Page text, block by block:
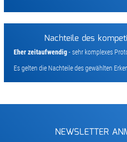
Nachteile des
Eher zeitaufwendig- sehr komplexes
Es gelten die Nachteile des gewählten
NEWSLETTER